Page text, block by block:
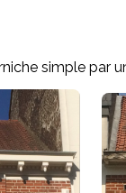
simple par